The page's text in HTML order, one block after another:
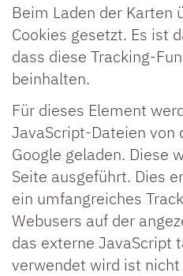
Beim Laden der Karten
Cookies gesetzt. Es ist
dass diese Tracking-
beinhalten.
Für dieses Element
JavaScript-Dateien von
Google geladen. Diese
Seite ausgeführt. Dies
ein umfangreiches
Webusers auf der
das externe JavaScript
verwendet wird ist